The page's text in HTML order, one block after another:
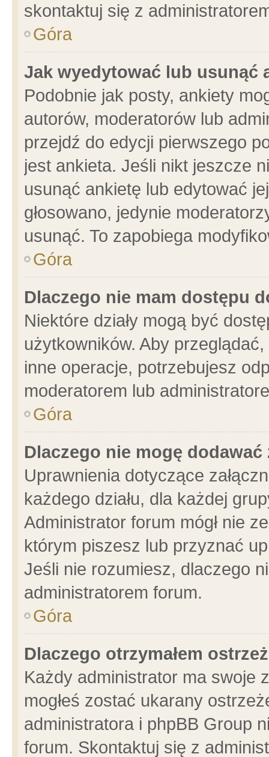
skontaktuj się z
Góra
Jak wyedytować lub usunąć
Podobnie jak posty, ankiety
autorów, moderatorów lub
przejdź do edycji pierwszego
jest ankieta. Jeśli nikt jeszcze
usunąć ankietę lub edytować
głosowano, jedynie
usunąć. To zapobiega
Góra
Dlaczego nie mam dostępu
Niektóre działy mogą być
użytkowników. Aby
inne operacje, potrzebujesz
moderatorem lub
Góra
Dlaczego nie mogę dodawać
Uprawnienia dotyczące
każdego działu, dla każdej
Administrator forum mógł nie
którym piszesz lub przyznać
Jeśli nie rozumiesz, dlaczego
administratorem forum.
Góra
Dlaczego otrzymałem
Każdy administrator ma swoje
mogłeś zostać ukarany
administratora i phpBB Group
forum. Skontaktuj się z